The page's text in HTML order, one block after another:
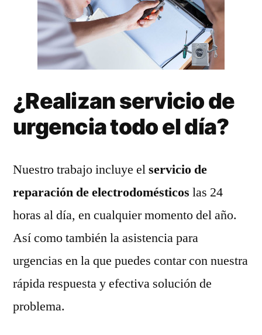
¿Realizan servicio de
urgencia todo el día?
Nuestro trabajo incluye elservicio de
reparación de electrodomésticos las 24
horas al día, en cualquier momento del año.
Así como también la asistencia para
urgencias en la que puedes contar con nuestra
rápida respuesta y efectiva solución de
problema.